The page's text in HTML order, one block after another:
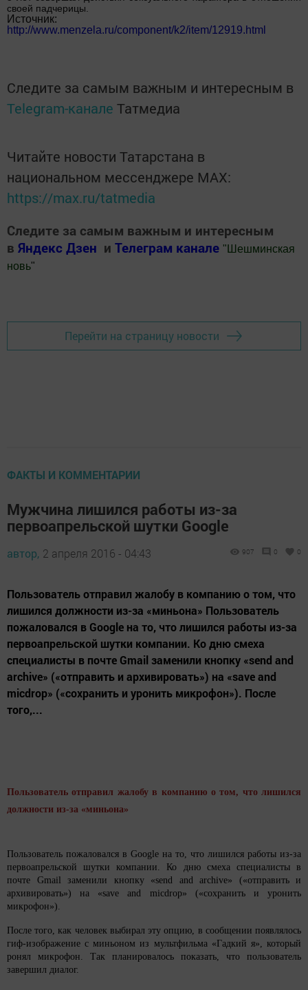
своей падчерицы.
Источник:
http://www.menzela.ru/component/k2/item/12919.html
Следите за самым важным и интересным в
Telegram-канале Татмедиа
Читайте новости Татарстана в
национальном мессенджере MАХ:
https://max.ru/tatmedia
Следите за самым важным и интересным
в Яндекс Дзен и Телеграм канале " Шешминская
новь"
Перейти на страницу новости
ФАКТЫ И КОММЕНТАРИИ
Мужчина лишился работы из-за
первоапрельской шутки Google
автор, 2 апреля 2016 - 04:43 907 0 0
Пользователь отправил жалобу в компанию о том, что
лишился должности из-за «миньона» Пользователь
пожаловался в Google на то, что лишился работы из-за
первоапрельской шутки компании. Ко дню смеха
специалисты в почте Gmail заменили кнопку «send and
archive» («отправить и архивировать») на «save and
micdrop» («сохранить и уронить микрофон»). После
того,...
Пользователь отправил жалобу в компанию о том, что лишился
должности из-за «миньона»
Пользователь пожаловался в Google на то, что лишился работы из-за
первоапрельской шутки компании. Ко дню смеха специалисты в
почте Gmail заменили кнопку «send and archive» («отправить и
архивировать») на «save and micdrop» («сохранить и уронить
микрофон»).
После того, как человек выбирал эту опцию, в сообщении появлялось
гиф-изображение с миньоном из мультфильма «Гадкий я», который
ронял микрофон. Так планировалось показать, что пользователь
завершил диалог.